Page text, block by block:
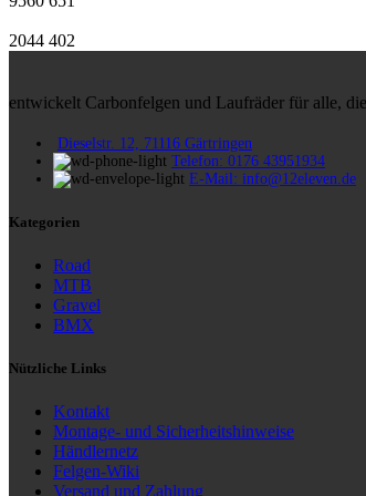
2044 402
entwickelt Carbonfelgen und Laufräder für alle,
Dieselstr. 12, 71116 Gärtringen
Telefon: 0176 43951934
E-Mail: info@12eleven.de
Kategorien
Road
MTB
Gravel
BMX
Nützliche Links
Kontakt
Montage- und Sicherheitshinweise
Händlernetz
Felgen-Wiki
Versand und Zahlung